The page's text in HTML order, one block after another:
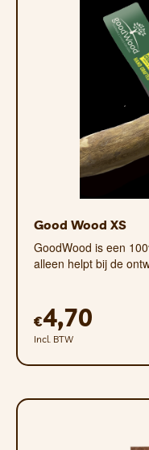
design
kan
Good Wood XS
GoodWood is een
alleen helpt bij de
€4,70
Incl. BTW